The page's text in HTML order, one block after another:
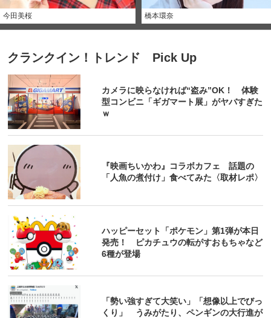
今田美桜 橋本環奈
クランクイン！トレンド Pick Up
カメラに映らなければ“盗み”OK！ 体験
型コンビニ「ギガマート展」がヤバすぎた
ｗ
『映画ちいかわ』コラボカフェ 話題の
「人魚の煮付け」食べてみた〈取材レポ〉
ハッピーセット「ポケモン」第1弾が本日
発売！ ピカチュウの転がすおもちゃなど
6種が登場
「勢い強すぎて大笑い」「想像以上でびっ
くり」 うみがたり、ペンギンの大行進が